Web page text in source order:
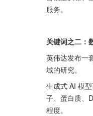
服务。
关键词之二：
英伟达发布一
域的研究。
生成式 AI 模
子、蛋白质、
程度。